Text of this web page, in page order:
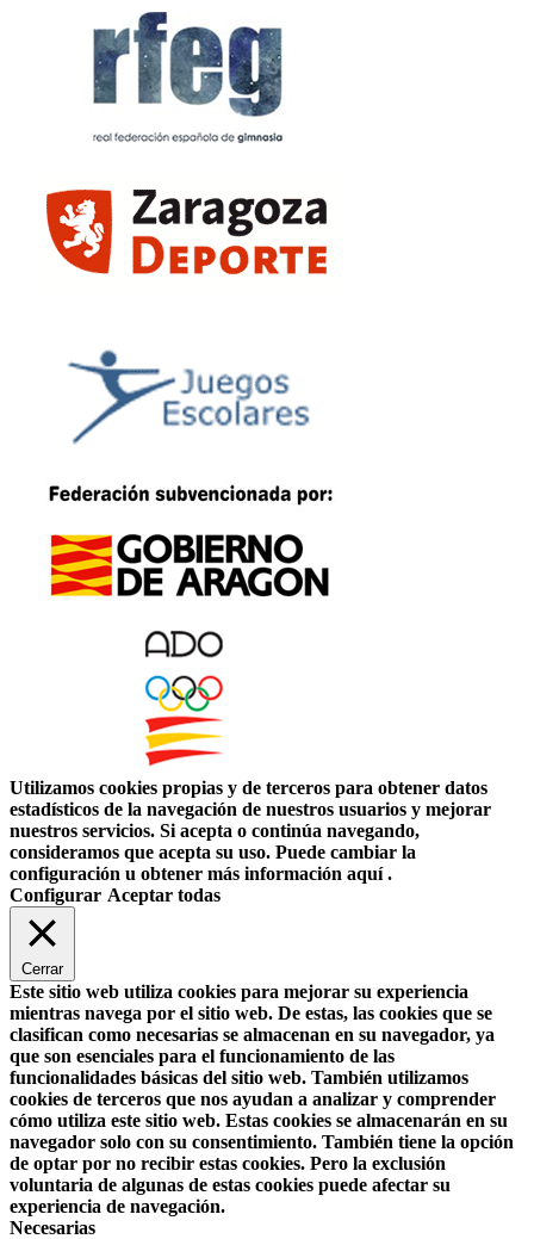
Utilizamos cookies propias y de terceros para obtener datos
estadísticos de la navegación de nuestros usuarios y mejorar
nuestros servicios. Si acepta o continúa navegando,
consideramos que acepta su uso. Puede cambiar la
configuración u obtener más información aquí .
Configurar Aceptar todas
Cerrar
Este sitio web utiliza cookies para mejorar su experiencia
mientras navega por el sitio web. De estas, las cookies que se
clasifican como necesarias se almacenan en su navegador, ya
que son esenciales para el funcionamiento de las
funcionalidades básicas del sitio web. También utilizamos
cookies de terceros que nos ayudan a analizar y comprender
cómo utiliza este sitio web. Estas cookies se almacenarán en su
navegador solo con su consentimiento. También tiene la opción
de optar por no recibir estas cookies. Pero la exclusión
voluntaria de algunas de estas cookies puede afectar su
experiencia de navegación.
Necesarias